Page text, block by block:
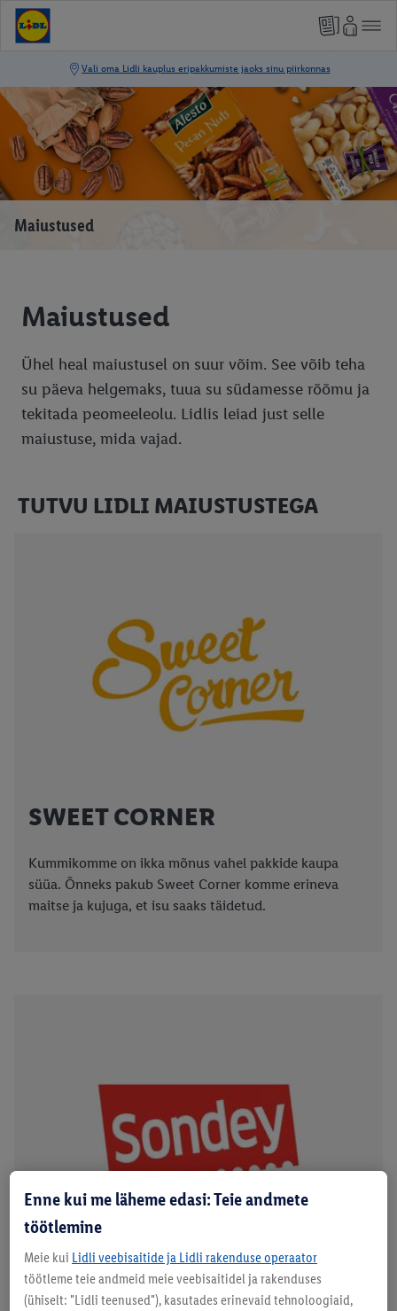
Maiustused
Maiustused
Ühel heal maiustusel on suur võim. See võib teha
su päeva helgemaks, tuua su südamesse rõõmu ja
tekitada peomeeleolu. Lidlis leiad just selle
maiustuse, mida vajad.
TUTVU LIDLI MAIUSTUSTEGA
SWEET CORNER
Kummikomme on ikka mõnus vahel pakkide kaupa
süüa. Õnneks pakub Sweet Corner komme erineva
maitse ja kujuga, et isu saaks täidetud.
SONDEY
Enne kui me läheme edasi: Teie andmete
töötlemine
Meie kui Lidli veebisaitide ja Lidli rakenduse operaator
töötleme teie andmeid meie veebisaitidel ja rakenduses
(ühiselt: "Lidli teenused"), kasutades erinevaid tehnoloogiaid,